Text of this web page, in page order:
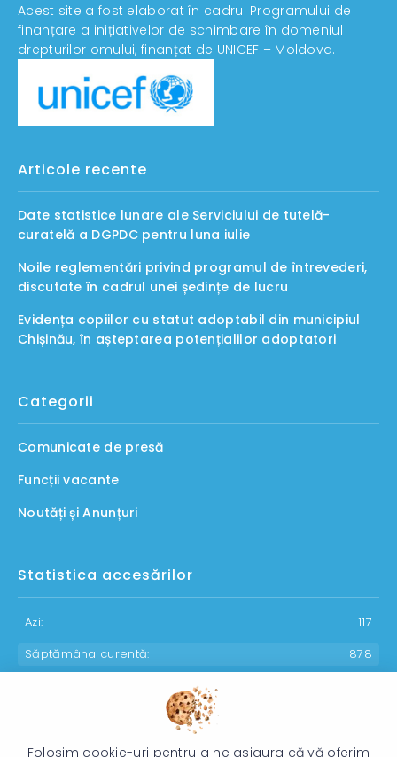
Acest site a fost elaborat în cadrul Programului de
finanțare a inițiativelor de schimbare în domeniul
drepturilor omului, finanțat de UNICEF – Moldova.
Articole recente
Date statistice lunare ale Serviciului de tutelă-
curatelă a DGPDC pentru luna iulie
Noile reglementări privind programul de întrevederi,
discutate în cadrul unei ședințe de lucru
Evidența copiilor cu statut adoptabil din municipiul
Chișinău, în așteptarea potențialilor adoptatori
Categorii
Comunicate de presă
Funcții vacante
Noutăți și Anunțuri
Statistica accesărilor
Azi:
117
Săptămâna curentă:
878
Folosim cookie-uri pentru a ne asigura că vă oferim